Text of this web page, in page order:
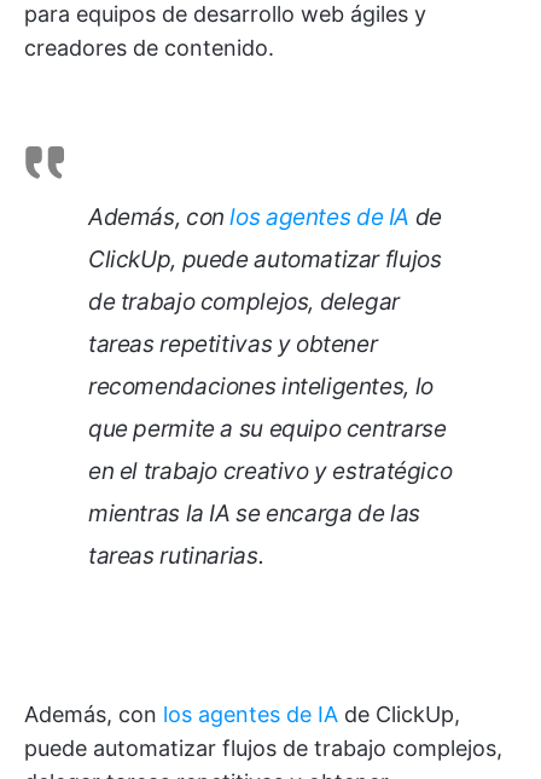
para equipos de desarrollo web ágiles y
creadores de contenido.
Además, conlos agentes de IA de
ClickUp, puede automatizar flujos
de trabajo complejos, delegar
tareas repetitivas y obtener
recomendaciones inteligentes, lo
que permite a su equipo centrarse
en el trabajo creativo y estratégico
mientras la IA se encarga de las
tareas rutinarias.
Además, con los agentes de IA de ClickUp,
puede automatizar flujos de trabajo complejos,